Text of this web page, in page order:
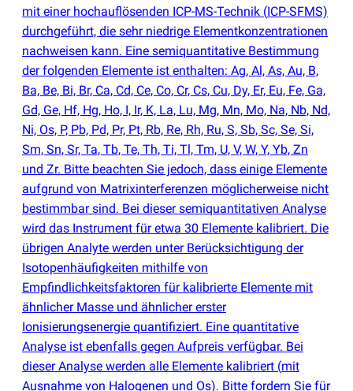
mit einer hochauflösenden ICP-MS-Technik (ICP-SFMS)
durchgeführt, die sehr niedrige Elementkonzentrationen
nachweisen kann. Eine semiquantitative Bestimmung
der folgenden Elemente ist enthalten: Ag, Al, As, Au, B,
Ba, Be, Bi, Br, Ca, Cd, Ce, Co, Cr, Cs, Cu, Dy, Er, Eu, Fe, Ga,
Gd, Ge, Hf, Hg, Ho, I, Ir, K, La, Lu, Mg, Mn, Mo, Na, Nb, Nd,
Ni, Os, P, Pb, Pd, Pr, Pt, Rb, Re, Rh, Ru, S, Sb, Sc, Se, Si,
Sm, Sn, Sr, Ta, Tb, Te, Th, Ti, Tl, Tm, U, V, W, Y, Yb, Zn
und Zr. Bitte beachten Sie jedoch, dass einige Elemente
aufgrund von Matrixinterferenzen möglicherweise nicht
bestimmbar sind. Bei dieser semiquantitativen Analyse
wird das Instrument für etwa 30 Elemente kalibriert. Die
übrigen Analyte werden unter Berücksichtigung der
Isotopenhäufigkeiten mithilfe von
Empfindlichkeitsfaktoren für kalibrierte Elemente mit
ähnlicher Masse und ähnlicher erster
Ionisierungsenergie quantifiziert. Eine quantitative
Analyse ist ebenfalls gegen Aufpreis verfügbar. Bei
dieser Analyse werden alle Elemente kalibriert (mit
Ausnahme von Halogenen und Os). Bitte fordern Sie für